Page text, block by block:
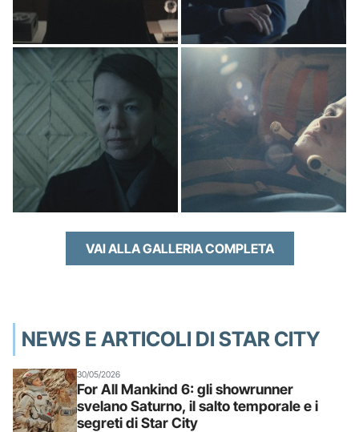
VAI ALLA GALLERIA COMPLETA
NEWS E ARTICOLI DI STAR CITY
30/05/2026
For All Mankind 6: gli showrunner
svelano Saturno, il salto temporale e i
segreti di Star City